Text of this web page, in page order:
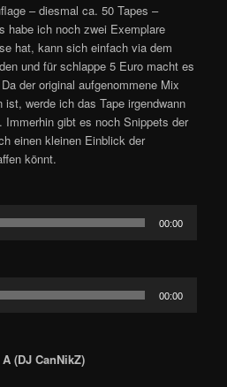
– diesmal ca. 50 Tapes –
habe ich noch zwei Exemplare
hat, kann sich einfach via dem
und für schlappe 5 Euro macht es
der original aufgenommene Mix
ist, werde ich das Tape irgendwann
Immerhin gibt es noch Snippets der
einen kleinen Einblick der
könnt.
00:00
00:00
(DJ CanNikZ)